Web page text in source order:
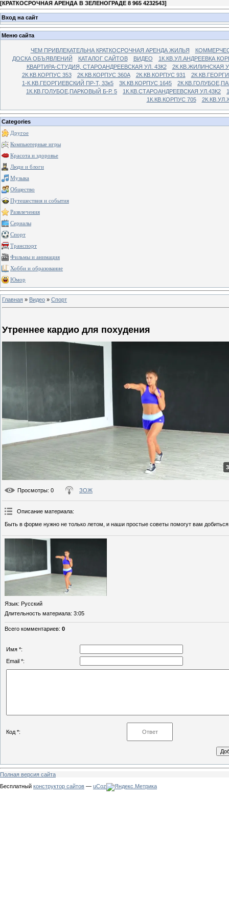
[КРАТКОСРОЧНАЯ АРЕНДА В ЗЕЛЕНОГРАДЕ 8 965 4232543]
Вход на сайт
Меню сайта
ЧЕМ ПРИВЛЕКАТЕЛЬНА КРАТКОСРОЧНАЯ АРЕНДА ЖИЛЬЯ
ДОСКА ОБЪЯВЛЕНИЙ
КАТАЛОГ САЙТОВ ВИДЕО
1К.КВ.УЛ.АНДРЕЕВКА
КВАРТИРА-СТУДИЯ, СТАРОАНДРЕЕВСКАЯ УЛ. 43К2
2К.КВ.ЖИЛИНСКАЯ
2К.КВ.КОРПУС 353
2К.КВ.КОРПУС 360А 2К.КВ.КОРПУС 931
1-К.КВ.ГЕОРГИЕВСКИЙ ПР-Т, 33к5
3К.КВ.КОРПУС 1645
1К.КВ.ГОЛУБОЕ,ПАРКОВЫЙ Б-Р. 5
1К.КВ.СТАРОАНДРЕЕВСКАЯ УЛ.43К2
1К.КВ.КОРПУС 705
Categories
Другое
Компьютерные игры
Красота и здоровье
Люди и блоги
Музыка
Общество
Путешествия и события
Развлечения
Сериалы
Спорт
Транспорт
Фильмы и анимация
Хобби и образование
Юмор
Главная » Видео » Спорт
Утреннее кардио для похудения
Просмотры: 0 ЗОЖ
Описание материала:
Быть в форме нужно не только летом, и наши простые советы помогут вам добиться
Язык: Русский
Длительность материала: 3:05
Всего комментариев: 0
Имя *:
Email *:
Код *:
Полная версия сайта
Бесплатный конструктор сайтов — uCoz